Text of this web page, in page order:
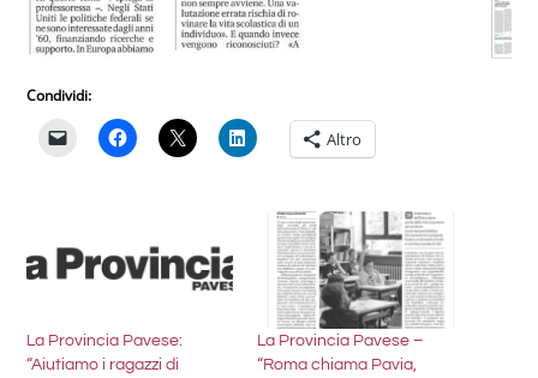
Condividi:
Altro
La Provincia Pavese:
“Aiutiamo i ragazzi di
La Provincia Pavese –
“Roma chiama Pavia,